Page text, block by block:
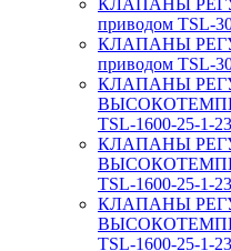
КЛАПАНЫ
приводом TSL-
КЛАПАНЫ
приводом TSL-
КЛАПАНЫ
TSL-1600-25-1-
КЛАПАНЫ
TSL-1600-25-1-
КЛАПАНЫ
TSL-1600-25-1-